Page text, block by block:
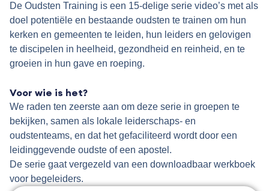
De Oudsten Training is een 15-delige serie video’s met als
doel potentiële en bestaande oudsten te trainen om hun
kerken en gemeenten te leiden, hun leiders en gelovigen
te discipelen in heelheid, gezondheid en reinheid, en te
groeien in hun gave en roeping.
Voor wie is het?
We raden ten zeerste aan om deze serie in groepen te
bekijken, samen als lokale leiderschaps- en
oudstenteams, en dat het gefaciliteerd wordt door een
leidinggevende oudste of een apostel.
De serie gaat vergezeld van een downloadbaar werkboek
voor begeleiders.